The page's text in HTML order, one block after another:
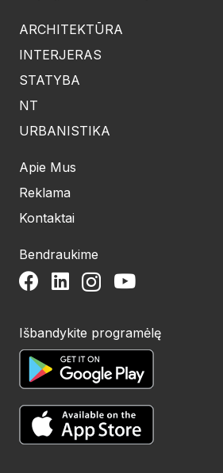
ARCHITEKTŪRA
INTERJERAS
STATYBA
NT
URBANISTIKA
Apie Mus
Reklama
Kontaktai
Bendraukime
Išbandykite programėlę